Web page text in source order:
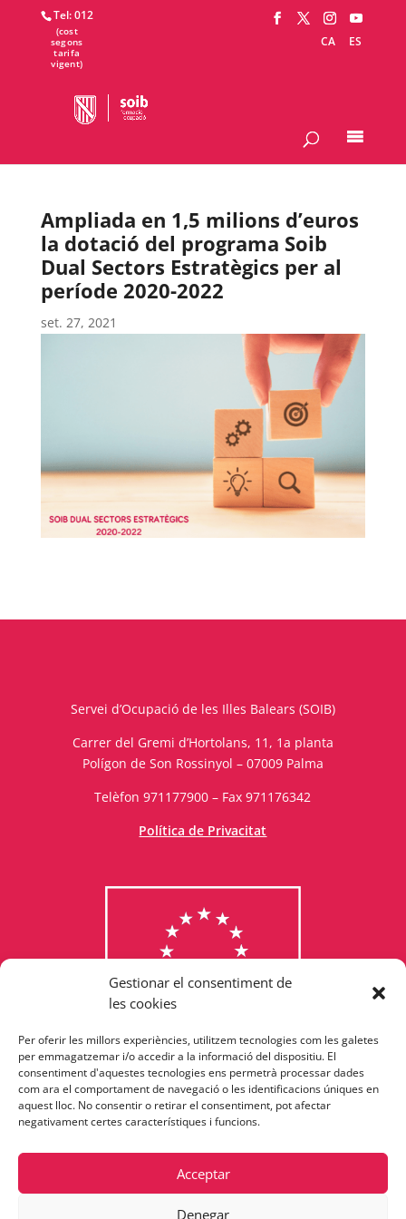
Gestionar el consentiment de
les cookies
Per oferir les millors experiències, utilitzem tecnologies com les galetes
per emmagatzemar i/o accedir a la informació del dispositiu. El
consentiment d'aquestes tecnologies ens permetrà processar dades
com ara el comportament de navegació o les identificacions úniques en
aquest lloc. No consentir o retirar el consentiment, pot afectar
negativament certes característiques i funcions.
Acceptar
Denegar
Tel: 012
CA
ES
Ampliada en 1,5 milions d’euros
la dotació del programa Soib
Dual Sectors Estratègics per al
període 2020-2022
set. 27, 2021
Consulta els programes
finançats per la Unió Europea
Servei d’Ocupació de les Illes Balears (SOIB)
Carrer del Gremi d’Hortolans, 11, 1a planta
Polígon de Son Rossinyol – 07009 Palma
Telèfon 971177900 – Fax 971176342
Política de Privacitat